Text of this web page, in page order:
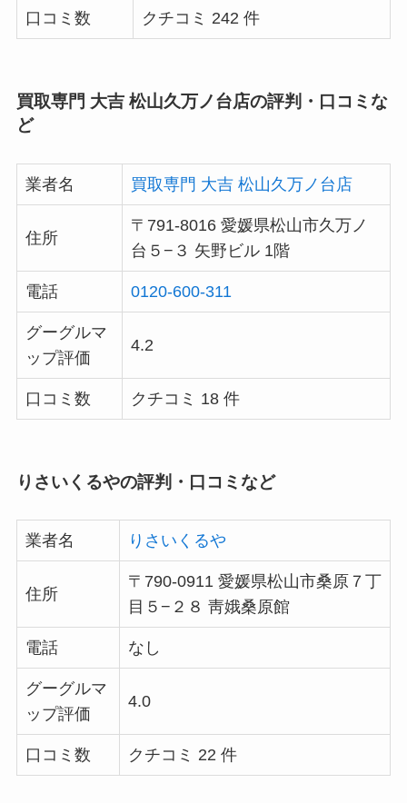
口コミ数 クチコミ 242 件
買取専門 大吉 松山久万ノ台店の評判・口コミな
ど
業者名 買取専門 大吉 松山久万ノ台店
住所
〒791-8016 愛媛県松山市久万ノ
台５−３ 矢野ビル 1階
電話 0120-600-311
グーグルマ
ップ評価
4.2
口コミ数 クチコミ 18 件
りさいくるやの評判・口コミなど
業者名 りさいくるや
住所
〒790-0911 愛媛県松山市桑原７丁
目５−２８ 靑娥桑原館
電話 なし
グーグルマ
ップ評価
4.0
口コミ数 クチコミ 22 件